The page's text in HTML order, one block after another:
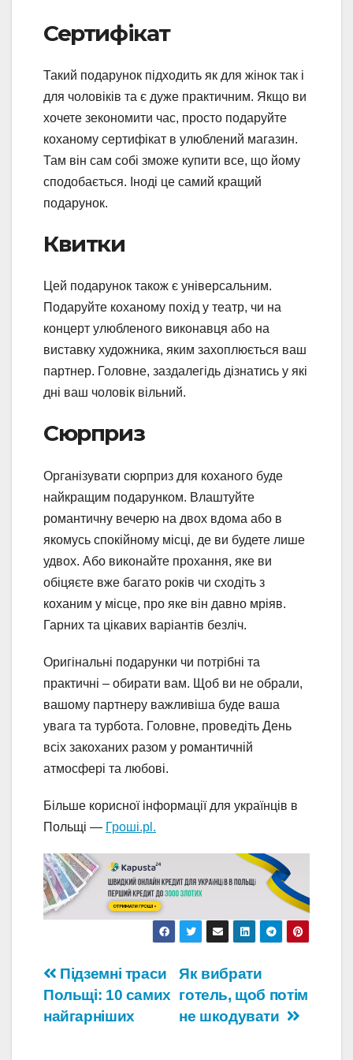
Сертифікат
Такий подарунок підходить як для жінок так і
для чоловіків та є дуже практичним. Якщо ви
хочете зекономити час, просто подаруйте
коханому сертифікат в улюблений магазин.
Там він сам собі зможе купити все, що йому
сподобається. Іноді це самий кращий
подарунок.
Квитки
Цей подарунок також є універсальним.
Подаруйте коханому похід у театр, чи на
концерт улюбленого виконавця або на
виставку художника, яким захоплюється ваш
партнер. Головне, заздалегідь дізнатись у які
дні ваш чоловік вільний.
Сюрприз
Організувати сюрприз для коханого буде
найкращим подарунком. Влаштуйте
романтичну вечерю на двох вдома або в
якомусь спокійному місці, де ви будете лише
удвох. Або виконайте прохання, яке ви
обіцяєте вже багато років чи сходіть з
коханим у місце, про яке він давно мріяв.
Гарних та цікавих варіантів безліч.
Оригінальні подарунки чи потрібні та
практичні – обирати вам. Щоб ви не обрали,
вашому партнеру важливіша буде ваша
увага та турбота. Головне, проведіть День
всіх закоханих разом у романтичній
атмосфері та любові.
Більше корисної інформації для українців в
Польщі — Гроші.pl.
Навігація
записів
Як вибрати
готель, щоб потім
не шкодувати
Підземні траси
Польщі: 10 самих
найгарніших